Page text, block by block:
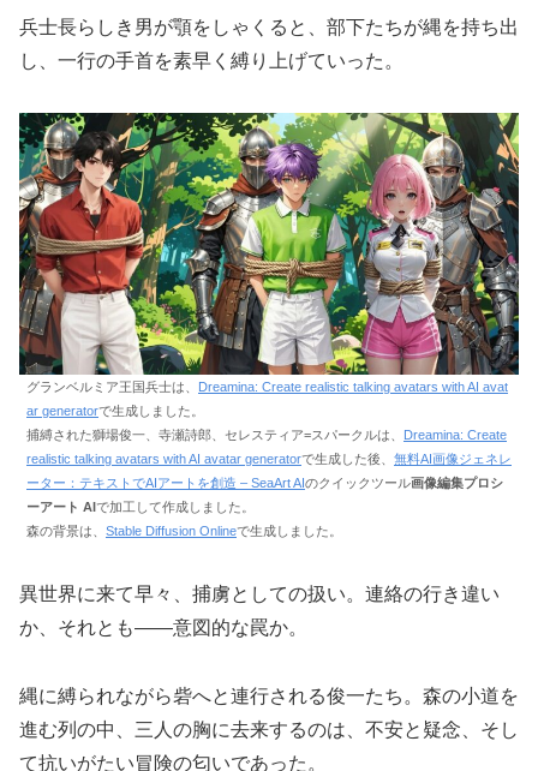
兵士長らしき男が顎をしゃくると、部下たちが縄を持ち出
し、一行の手首を素早く縛り上げていった。
グランベルミア王国兵士は、 Dreamina: Create realistic talking avatars with AI avat
ar generatorで生成しました。
捕縛された獅場俊一、寺瀬詩郎、セレスティア=スパークルは、 Dreamina: Create
realistic talking avatars with AI avatar generatorで生成した後、 無料AI画像ジェネレ
ーター：テキストでAIアートを創造 – SeaArt AIのクイックツール画像編集プロシ
ーアート AIで加工して作成しました。
森の背景は、 Stable Diffusion Onlineで生成しました。
異世界に来て早々、捕虜としての扱い。連絡の行き違い
か、それとも――意図的な罠か。
縄に縛られながら砦へと連行される俊一たち。森の小道を
進む列の中、三人の胸に去来するのは、不安と疑念、そし
て抗いがたい冒険の匂いであった。